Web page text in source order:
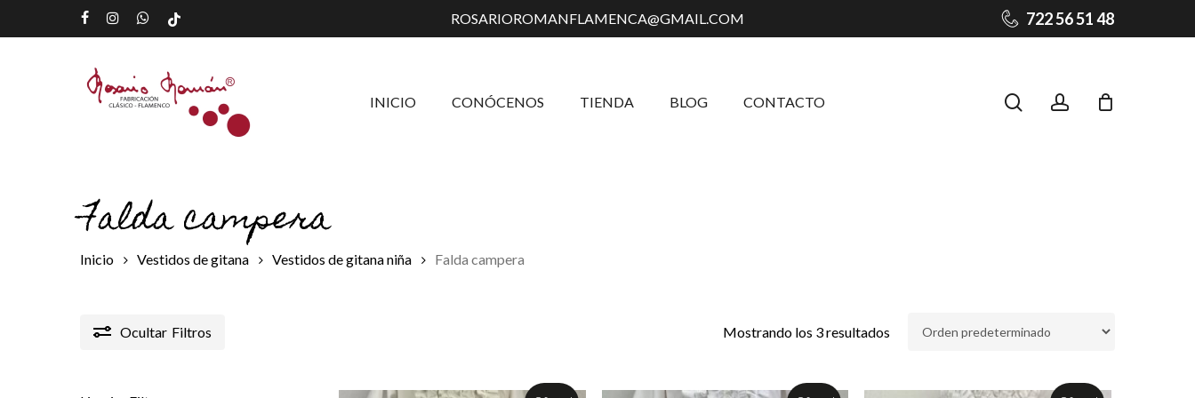
to
facebookinstagramwhatsapp
tiktok ROSARIOROMANFLAMENCA@GMAIL.COM 722 56 51 48
INICIO CONÓCENOS TIENDA BLOG CONTACTO searchaccount
Carrito Close
Falda campera
Inicio Vestidos de gitana Vestidos de gitana niña Falda campera
Ocultar Filtros Mostrando los 3 resultados